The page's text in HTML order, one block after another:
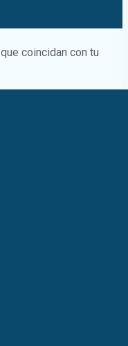
coincidan con tu